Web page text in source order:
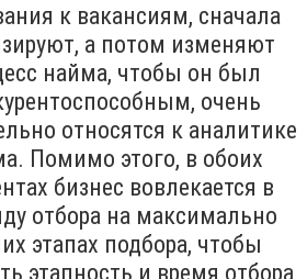
к вакансиям, сначала
а потом изменяют
найма, чтобы он был
очень
относятся к аналитике
Помимо этого, в обоих
бизнес вовлекается в
отбора на максимально
этапах подбора, чтобы
этапность и время отбора,